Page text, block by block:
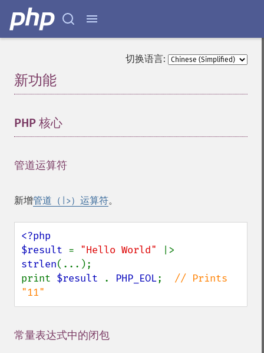
切换语言:
新功能
PHP 核心
管道运算符
新增管道（ |>）运算符。
<?php
$result = "Hello World"
strlen(...);
print $result . PHP_EOL; // Prints
"11"
常量表达式中的闭包